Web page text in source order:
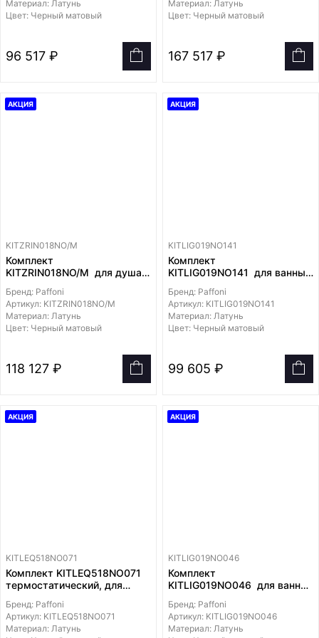
Материал: Латунь
Цвет: Черный матовый
96 517 ₽
душ 200x200 мм
Материал: Латунь
Цвет: Черный матовый
167 517 ₽
АКЦИЯ
KITZRIN018NO/M
Комплект
KITZRIN018NO/M для душа,
со смесителем RIN018NO/M
на 2 выхода, душ 200x200
мм
Бренд: Paffoni
Артикул: KITZRIN018NO/M
Материал: Латунь
Цвет: Черный матовый
118 127 ₽
АКЦИЯ
KITLIG019NO141
Комплект
KITLIG019NO141 для ванны
смеситель LIG019NO на 3
выхода, душ 225мм
Бренд: Paffoni
Артикул: KITLIG019NO141
Материал: Латунь
Цвет: Черный матовый
99 605 ₽
АКЦИЯ
KITLEQ518NO071
Комплект KITLEQ518NO071
термостатический, для
со смесителем LEQ518NO/M
на 2 выхода,смеситель для
раковины EL071NO, душ
Бренд: Paffoni
Артикул: KITLEQ518NO071
Материал: Латунь
АКЦИЯ
KITLIG019NO046
Комплект
KITLIG019NO046 для ванны
смеситель LIG019NO на 3
выхода, душ 225мм
Бренд: Paffoni
Артикул: KITLIG019NO046
Материал: Латунь